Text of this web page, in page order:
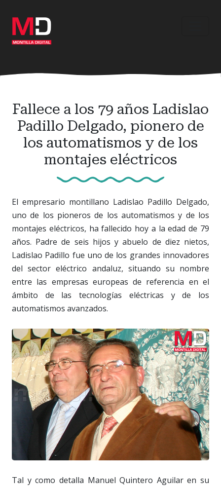
contenido
principal
Fallece a los 79 años Ladislao
Padillo Delgado, pionero de
los automatismos y de los
montajes eléctricos
El empresario montillano Ladislao Padillo Delgado,
uno de los pioneros de los automatismos y de los
montajes eléctricos, ha fallecido hoy a la edad de 79
años. Padre de seis hijos y abuelo de diez nietos,
Ladislao Padillo fue uno de los grandes innovadores
del sector eléctrico andaluz, situando su nombre
entre las empresas europeas de referencia en el
ámbito de las tecnologías eléctricas y de los
automatismos avanzados.
Tal y como detalla Manuel Quintero Aguilar en su